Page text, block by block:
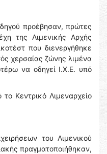
προέβησαν, πρώτες
της Λιμενικής Αρχής
που διενεργήθηκε
χερσαίας ζώνης λιμένα
να οδηγεί Ι.Χ.Ε. υπό
το Κεντρικό Λιμεναρχείο
του Λιμενικού
πραγματοποιήθηκαν,